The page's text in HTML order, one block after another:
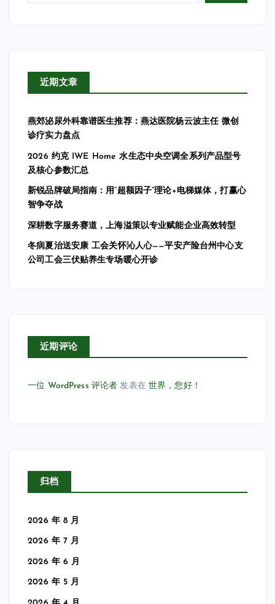
近期文章
燕郊泌尿外科靠谱医生推荐：燕达医院杨云波主任 微创
诊疗实力盘点
2026 约克 IWE Home 水生态中央空调全系列产品型号
及核心参数汇总
新锐品牌破局指南：用“超额因子”理论+电梯媒体，打赢心
智争夺战
深耕数字服务赛道，上海溢策以专业赋能企业高效转型
冬病夏治送安康 工会关怀沁人心——平安产险台州中心支
公司工会三伏贴养生专场暖心开诊
近期评论
一位 WordPress 评论者 发表在世界，您好！
归档
2026 年 8 月
2026 年 7 月
2026 年 6 月
2026 年 5 月